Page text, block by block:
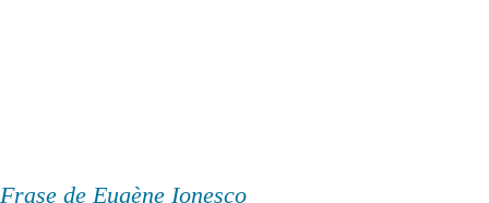
Frase de Eugène Ionesco